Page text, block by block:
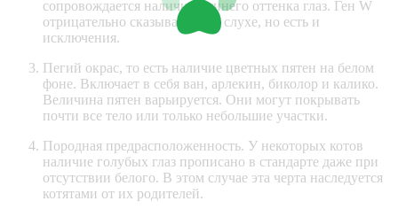
сопровождается наличием синего оттенка глаз. Ген W
отрицательно сказывается на слухе, но есть и
исключения.
Пегий окрас, то есть наличие цветных пятен на белом
фоне. Включает в себя ван, арлекин, биколор и калико.
Величина пятен варьируется. Они могут покрывать
почти все тело или только небольшие участки.
Породная предрасположенность. У некоторых котов
наличие голубых глаз прописано в стандарте даже при
отсутствии белого. В этом случае эта черта наследуется
котятами от их родителей.